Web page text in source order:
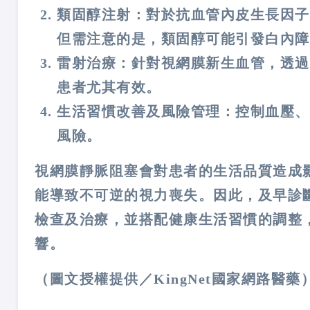
類固醇注射：對於抗血管內皮生長因
但需注意的是，類固醇可能引發白內
雷射治療：針對視網膜新生血管，透
患者尤其有效​。
生活習慣改善及風險管理：控制血壓
風險​​。
視網膜靜脈阻塞會對患者的生活品質造
能導致不可逆的視力喪失。因此，及早
檢查及治療，並搭配健康生活習慣的調
響。
（圖文授權提供／KingNet國家網路醫藥